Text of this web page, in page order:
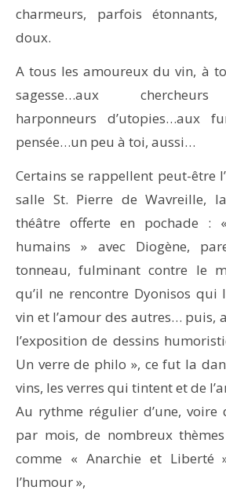
charmeurs, parfois
doux.
A tous les amoureux du vin, à
sagesse…aux chercheurs
harponneurs d’utopies…aux
pensée…un peu à toi, aussi…
Certains se rappellent peut-être
salle St. Pierre de Wavreille,
théâtre offerte en pochade :
humains » avec Diogène,
tonneau, fulminant contre le
qu’il ne rencontre Dyonisos
vin et l’amour des autres… puis,
l’exposition de dessins
Un verre de philo », ce fut la
vins, les verres qui tintent et de
Au rythme régulier d’une, voire
par mois, de nombreux
comme « Anarchie et
l’humour »,